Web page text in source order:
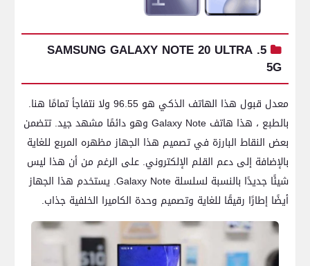
5. SAMSUNG GALAXY NOTE 20 ULTRA
5G
معدل قبول هذا الهاتف الذكي هو 96.55 ولا نتفاجأ تمامًا هنا.
بالطبع ، هذا هاتف Galaxy Note وهو دائمًا مشهد جيد. تتضمن
بعض النقاط البارزة في تصميم هذا الجهاز مظهره المربع للغاية
بالإضافة إلى دعم القلم الإلكتروني. على الرغم من أن هذا ليس
شيئًا جديدًا بالنسبة لسلسلة Galaxy Note. يستخدم هذا الجهاز
أيضًا إطارًا رقيقًا للغاية وتصميم وحدة الكاميرا الخلفية جذاب.